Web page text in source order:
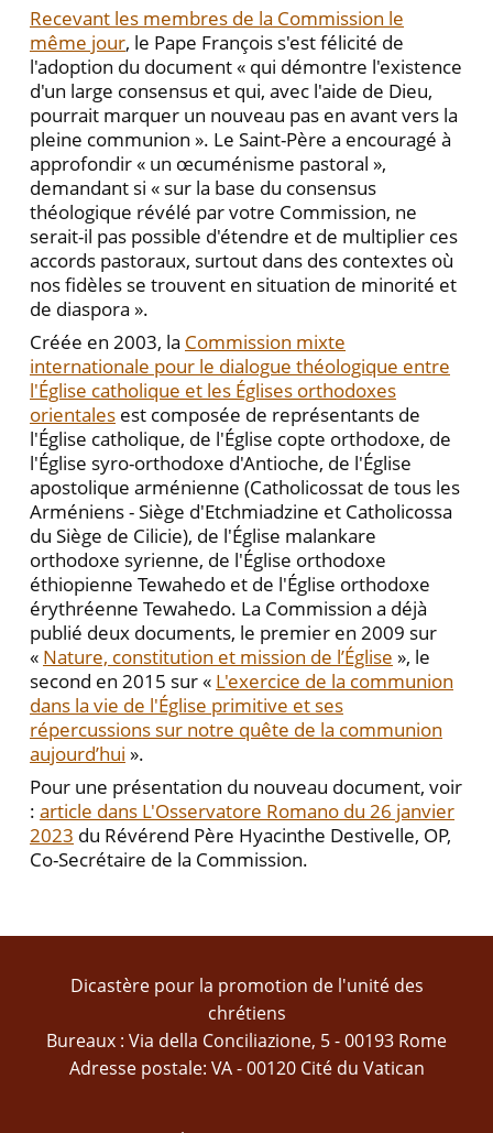
Recevant les membres de la Commission le
même jour, le Pape François s'est félicité de
l'adoption du document « qui démontre l'existence
d'un large consensus et qui, avec l'aide de Dieu,
pourrait marquer un nouveau pas en avant vers la
pleine communion ». Le Saint-Père a encouragé à
approfondir « un œcuménisme pastoral »,
demandant si « sur la base du consensus
théologique révélé par votre Commission, ne
serait-il pas possible d'étendre et de multiplier ces
accords pastoraux, surtout dans des contextes où
nos fidèles se trouvent en situation de minorité et
de diaspora ».
Créée en 2003, la Commission mixte
internationale pour le dialogue théologique entre
l'Église catholique et les Églises orthodoxes
orientales est composée de représentants de
l'Église catholique, de l'Église copte orthodoxe, de
l'Église syro-orthodoxe d'Antioche, de l'Église
apostolique arménienne (Catholicossat de tous les
Arméniens - Siège d'Etchmiadzine et Catholicossa
du Siège de Cilicie), de l'Église malankare
orthodoxe syrienne, de l'Église orthodoxe
éthiopienne Tewahedo et de l'Église orthodoxe
érythréenne Tewahedo. La Commission a déjà
publié deux documents, le premier en 2009 sur
« Nature, constitution et mission de l’Église », le
second en 2015 sur « L'exercice de la communion
dans la vie de l'Église primitive et ses
répercussions sur notre quête de la communion
aujourd’hui ».
Pour une présentation du nouveau document, voir
: article dans L'Osservatore Romano du 26 janvier
2023 du Révérend Père Hyacinthe Destivelle, OP,
Co-Secrétaire de la Commission.
Dicastère pour la promotion de l'unité des
chrétiens
Bureaux : Via della Conciliazione, 5 - 00193 Rome
Adresse postale: VA - 00120 Cité du Vatican